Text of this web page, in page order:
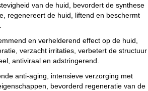
van de huid, bevordert de synthese
regenereert de huid, liftend en beschermt
en verhelderend effect op de huid,
verzacht irritaties, verbetert de structuur
antiviraal en adstringerend.
anti-aging, intensieve verzorging met
bevorderd regeneratie van de